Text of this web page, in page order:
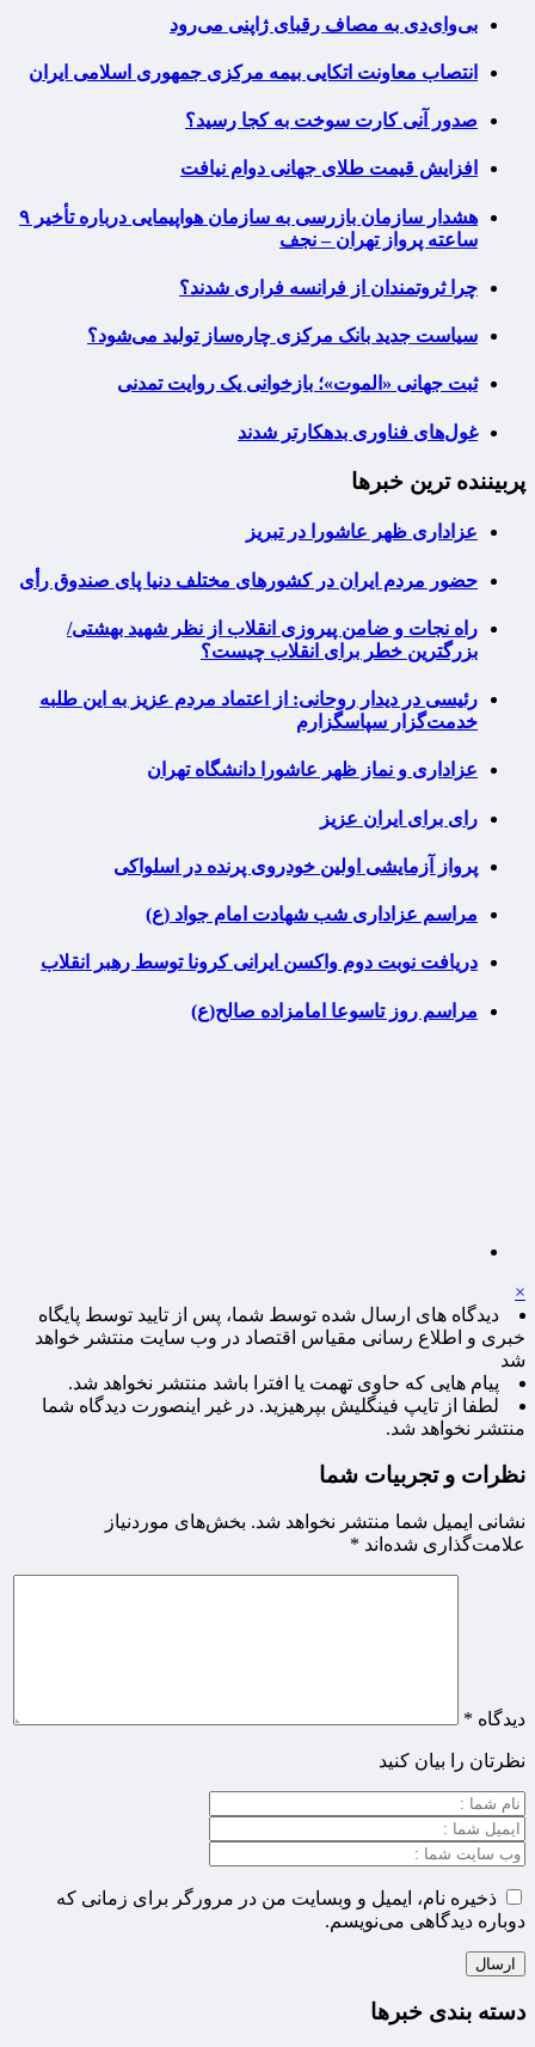
بی‌وای‌دی به مصاف رقبای ژاپنی می‌رود
انتصاب معاونت اتکایی بیمه مرکزی جمهوری اسلامی ایران
صدور آنی کارت سوخت به کجا رسید؟
افزایش قیمت طلای جهانی دوام نیافت
هشدار سازمان بازرسی به سازمان هواپیمایی درباره تأخیر ۹
ساعته پرواز تهران – نجف
چرا ثروتمندان از فرانسه فراری شدند؟
سیاست جدید بانک مرکزی چاره‌ساز تولید می‌شود؟
ثبت جهانی «الموت»؛ بازخوانی یک روایت تمدنی
غول‌های فناوری بدهکارتر شدند
پربیننده ترین خبرها
عزاداری ظهر عاشورا در تبریز
حضور مردم ایران در کشورهای مختلف دنیا پای صندوق رأی
راه نجات و ضامن پیروزی انقلاب از نظر شهید بهشتی/
بزرگترین خطر برای انقلاب چیست؟
رئیسی در دیدار روحانی: از اعتماد مردم عزیز به این طلبه
خدمت‌گزار سپاسگزارم
عزاداری و نماز ظهر عاشورا دانشگاه تهران
رای برای ایران عزیز
پرواز آزمایشی اولین خودروی پرنده در اسلواکی
مراسم عزاداری شب شهادت امام جواد (ع)
دریافت نوبت دوم واکسن ایرانی کرونا توسط رهبر انقلاب
مراسم روز تاسوعا امامزاده صالح(ع)
×
دیدگاه های ارسال شده توسط شما، پس از تایید توسط پایگاه
خبری و اطلاع رسانی مقیاس اقتصاد در وب سایت منتشر خواهد
شد
پیام هایی که حاوی تهمت یا افترا باشد منتشر نخواهد شد.
لطفا از تایپ فینگلیش بپرهیزید. در غیر اینصورت دیدگاه شما
منتشر نخواهد شد.
نظرات و تجربیات شما
نشانی ایمیل شما منتشر نخواهد شد. بخش‌های موردنیاز
علامت‌گذاری شده‌اند *
دیدگاه *
نظرتان را بیان کنید
ذخیره نام، ایمیل و وبسایت من در مرورگر برای زمانی که
دوباره دیدگاهی می‌نویسم.
دسته بندی خبرها